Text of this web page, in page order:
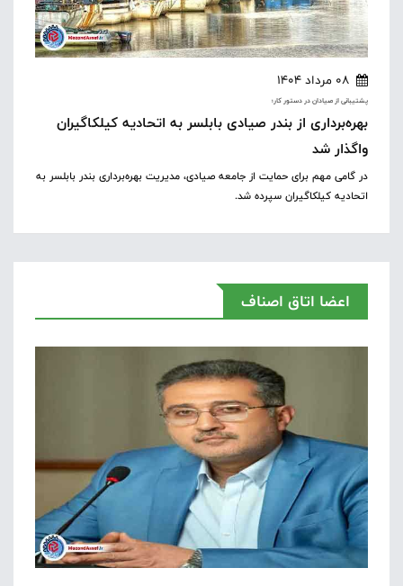
08 مرداد 1404
پشتیبانی از صیادان در دستور کار؛
بهره‌برداری از بندر صیادی بابلسر به اتحادیه کیلکاگیران
واگذار شد
در گامی مهم برای حمایت از جامعه صیادی، مدیریت بهره‌برداری بندر بابلسر به
اتحادیه کیلکاگیران سپرده شد.
اعضا اتاق اصناف